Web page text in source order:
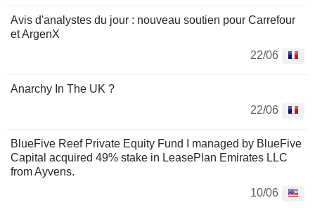
Avis d'analystes du jour : nouveau soutien pour Carrefour
et ArgenX
22/06
Anarchy In The UK ?
22/06
BlueFive Reef Private Equity Fund I managed by BlueFive
Capital acquired 49% stake in LeasePlan Emirates LLC
from Ayvens.
10/06